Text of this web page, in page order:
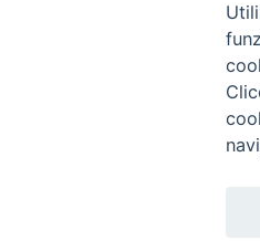
Copyright © 2019 -